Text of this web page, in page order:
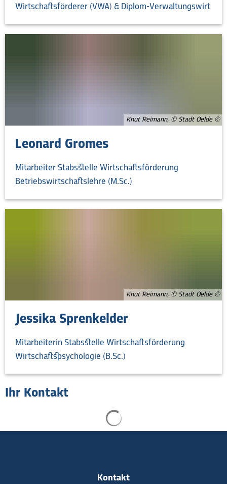
Wirtschaftsförderer (VWA) & Diplom-Verwaltungswirt
Knut Reimann, © Stadt Oelde
Leonard Gromes
Mitarbeiter Stabsstelle Wirtschaftsförderung
Betriebswirtschaftslehre (M.Sc.)
Knut Reimann, © Stadt Oelde
Jessika Sprenkelder
Mitarbeiterin Stabsstelle Wirtschaftsförderung
Wirtschaftspsychologie (B.Sc.)
Ihr Kontakt
Kontakt